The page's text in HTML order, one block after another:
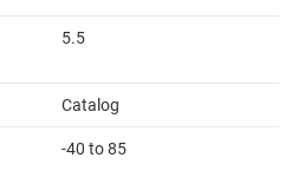
5.5
Catalog
-40 to 85